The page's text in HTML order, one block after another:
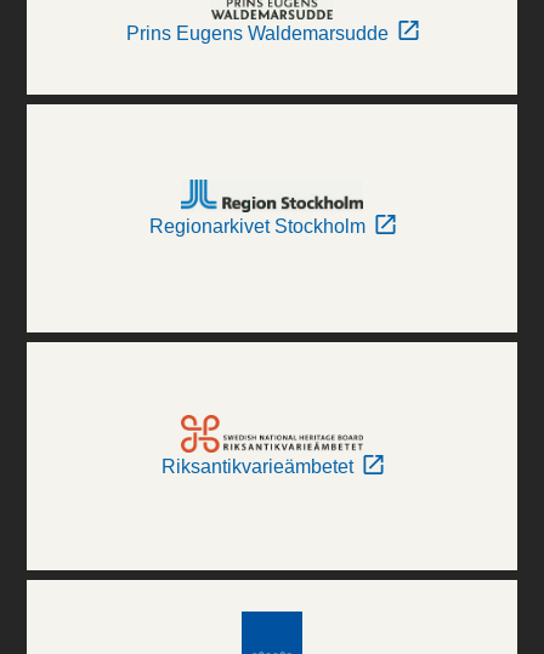
Prins Eugens Waldemarsudde
Regionarkivet Stockholm
Riksantikvarieämbetet